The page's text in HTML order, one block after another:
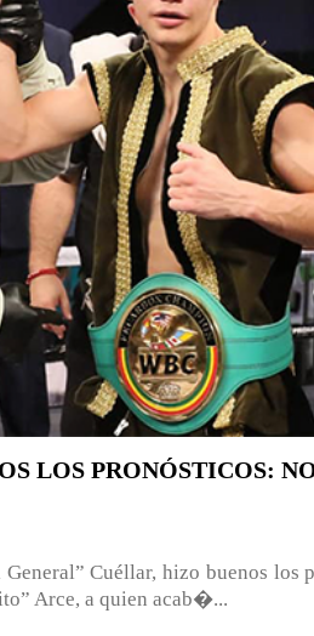
LOS PRONÓSTICOS:
Cuéllar, hizo buenos los
Arce, a quien acab�...